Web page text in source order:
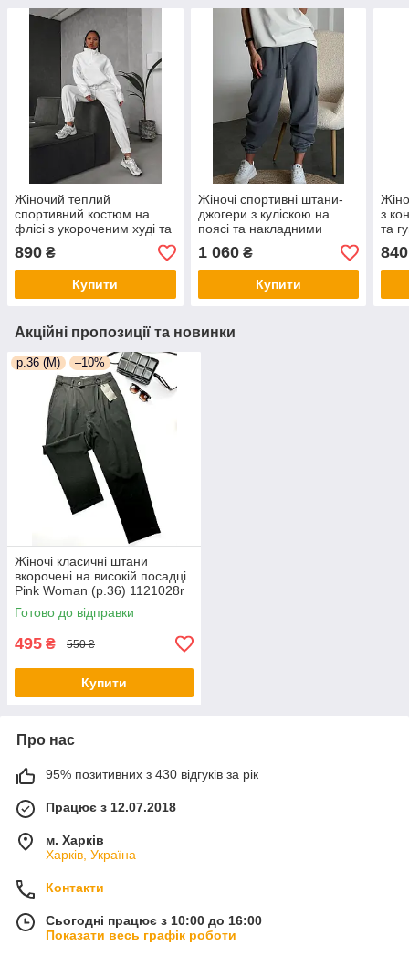
Жіночий теплий
спортивний костюм на
флісі з укороченим худі та
штанами на манжетах (р.
42-52) 2so2066
890 ₴
Купити
Жіночі спортивні штани-
джогери з куліскою на
поясі та накладними
83bu1077
1 060₴
Купити
з
та
840
Акційні пропозиції та новинки
р.36 (М) –10%
Жіночі класичні штани
вкорочені на високій посадці
Pink Woman (р.36) 1121028r
Готово до відправки
495 ₴ 550 ₴
Купити
Про нас
95% позитивних з 430 відгуків за рік
Працює з 12.07.2018
м. Харків
Харків, Україна
Контакти
Сьогодні працює з 10:00 до 16:00
Показати весь графік роботи